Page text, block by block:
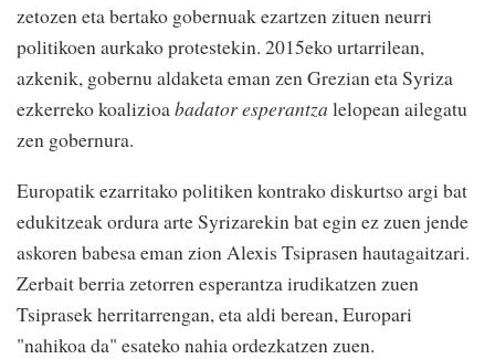
zetozen eta bertako gobernuak ezartzen zituen neurri
politikoen aurkako protestekin. 2015eko urtarrilean,
azkenik, gobernu aldaketa eman zen Grezian eta Syriza
ezkerreko koalizioabadator esperantza lelopean ailegatu
zen gobernura.
Europatik ezarritako politiken kontrako diskurtso argi bat
edukitzeak ordura arte Syrizarekin bat egin ez zuen jende
askoren babesa eman zion Alexis Tsiprasen hautagaitzari.
Zerbait berria zetorren esperantza irudikatzen zuen
Tsiprasek herritarrengan, eta aldi berean, Europari
"nahikoa da" esateko nahia ordezkatzen zuen.